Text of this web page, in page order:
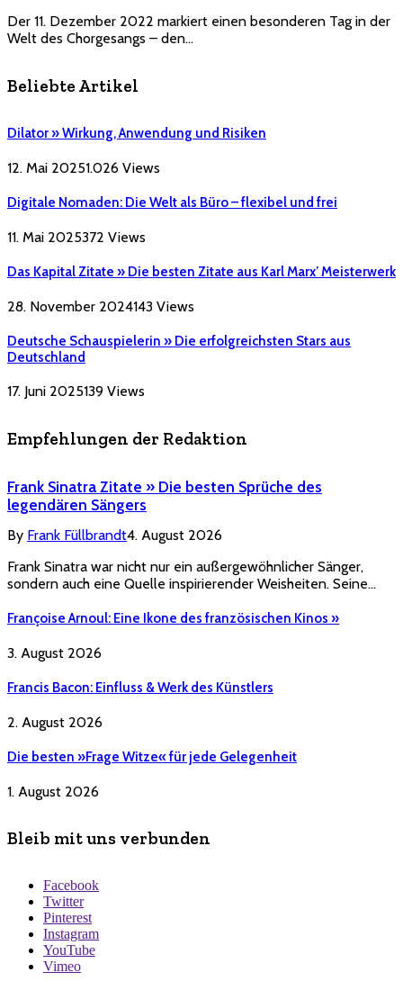
Der 11. Dezember 2022 markiert einen besonderen Tag in der
Welt des Chorgesangs – den…
Beliebte Artikel
Dilator » Wirkung, Anwendung und Risiken
12. Mai 20251.026 Views
Digitale Nomaden: Die Welt als Büro – flexibel und frei
11. Mai 2025372 Views
Das Kapital Zitate » Die besten Zitate aus Karl Marx’ Meisterwerk
28. November 2024143 Views
Deutsche Schauspielerin » Die erfolgreichsten Stars aus
Deutschland
17. Juni 2025139 Views
Empfehlungen der Redaktion
Frank Sinatra Zitate » Die besten Sprüche des
legendären Sängers
By Frank Füllbrandt4. August 2026
Frank Sinatra war nicht nur ein außergewöhnlicher Sänger,
sondern auch eine Quelle inspirierender Weisheiten. Seine…
Françoise Arnoul: Eine Ikone des französischen Kinos »
3. August 2026
Francis Bacon: Einfluss & Werk des Künstlers
2. August 2026
Die besten »Frage Witze« für jede Gelegenheit
1. August 2026
Bleib mit uns verbunden
Facebook
Twitter
Pinterest
Instagram
YouTube
Vimeo